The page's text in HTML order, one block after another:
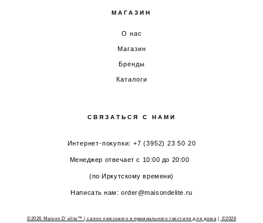
МАГАЗИН
О нас
Магазин
Бренды
Каталоги
СВЯЗАТЬСЯ С НАМИ
Интернет-покупки: +7 (3952) 23 50 20
Менеджер отвечает с 10:00 до 20:00
(по Иркутскому времени)
Написать нам: order@maisondelite.ru
©2026 Maison D`elite™ | салон люксового и премиального текстиля для дома| ©2026